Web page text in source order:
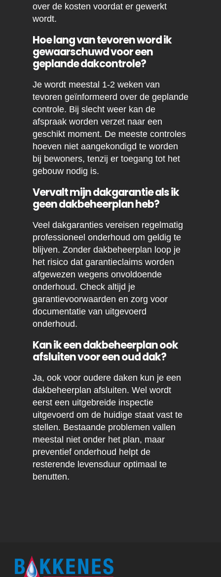
over de kosten voordat er gewerkt
wordt.
Hoe lang van tevoren word ik
gewaarschuwd voor een
geplande dakcontrole?
Je wordt meestal 1-2 weken van
tevoren geïnformeerd over de geplande
controle. Bij slecht weer kan de
afspraak worden verzet naar een
geschikt moment. De meeste controles
hoeven niet aangekondigd te worden
bij bewoners, tenzij er toegang tot het
gebouw nodig is.
Vervalt mijn dakgarantie als ik
geen dakbeheerplan heb?
Veel dakgaranties vereisen regelmatig
professioneel onderhoud om geldig te
blijven. Zonder dakbeheerplan loop je
het risico dat garantieclaims worden
afgewezen wegens onvoldoende
onderhoud. Check altijd je
garantievoorwaarden en zorg voor
documentatie van uitgevoerd
onderhoud.
Kan ik een dakbeheerplan ook
afsluiten voor een oud dak?
Ja, ook voor oudere daken kun je een
dakbeheerplan afsluiten. Wel wordt
eerst een uitgebreide inspectie
uitgevoerd om de huidige staat vast te
stellen. Bestaande problemen vallen
meestal niet onder het plan, maar
preventief onderhoud helpt de
resterende levensduur optimaal te
benutten.